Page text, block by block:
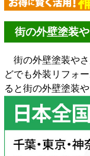
街の外壁塗装
街の外壁塗装やさ
どでも外装リフォ
ると街の外壁塗装